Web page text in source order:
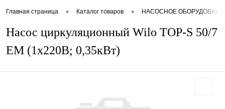
Главная страница • Каталог товаров • НАСОСНОЕ
Насос циркуляционный Wilo TOP-S 50/7
EM (1х220В; 0,35кВт)